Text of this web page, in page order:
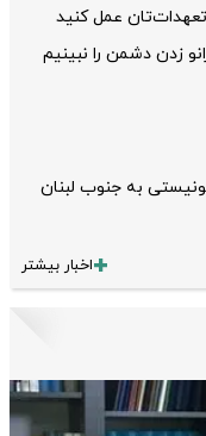
تعهدات‌تان عمل کنید
زدن دشمن را نبینیم
به جنوب لبنان
اخبار بیشتر